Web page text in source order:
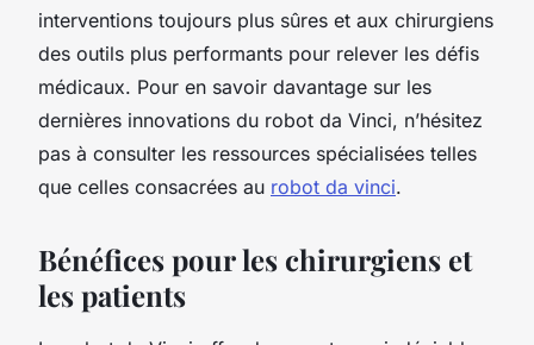
interventions toujours plus sûres et aux chirurgiens
des outils plus performants pour relever les défis
médicaux. Pour en savoir davantage sur les
dernières innovations du robot da Vinci, n’hésitez
pas à consulter les ressources spécialisées telles
que celles consacrées au robot da vinci.
Bénéfices pour les chirurgiens et
les patients